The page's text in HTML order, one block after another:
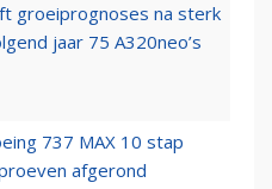
groeiprognoses na sterk
jaar 75 A320neo’s
737 MAX 10 stap
afgerond